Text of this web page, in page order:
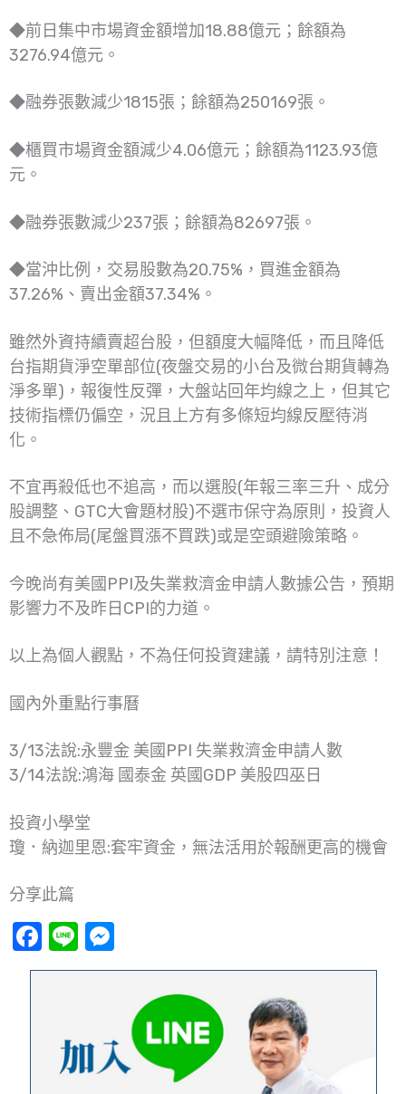
◆前日集中市場資金額增加18.88億元；餘額為
3276.94億元。
◆融券張數減少1815張；餘額為250169張。
◆櫃買市場資金額減少4.06億元；餘額為1123.93億
元。
◆融券張數減少237張；餘額為82697張。
◆當沖比例，交易股數為20.75%，買進金額為
37.26%、賣出金額37.34%。
雖然外資持續賣超台股，但額度大幅降低，而且降低
台指期貨淨空單部位(夜盤交易的小台及微台期貨轉為
淨多單)，報復性反彈，大盤站回年均線之上，但其它
技術指標仍偏空，況且上方有多條短均線反壓待消
化。
不宜再殺低也不追高，而以選股(年報三率三升、成分
股調整、GTC大會題材股)不選市保守為原則，投資人
且不急佈局(尾盤買漲不買跌)或是空頭避險策略。
今晚尚有美國PPI及失業救濟金申請人數據公告，預期
影響力不及昨日CPI的力道。
以上為個人觀點，不為任何投資建議，請特別注意！
國內外重點行事曆
3/13法說:永豐金 美國PPI 失業救濟金申請人數
3/14法說:鴻海 國泰金 英國GDP 美股四巫日
投資小學堂
瓊．納迦里恩:套牢資金，無法活用於報酬更高的機會
分享此篇
Facebook
Line